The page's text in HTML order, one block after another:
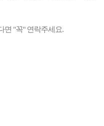
면 "꼭" 연락주세요.